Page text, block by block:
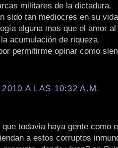
militares de la dictadura.
sido tan mediocres en su
alguna mas que el amor
acumulación de riqueza.
permitirme opinar como
A LAS 10:32 A.M.
todavia haya gente como
a estos corruptos